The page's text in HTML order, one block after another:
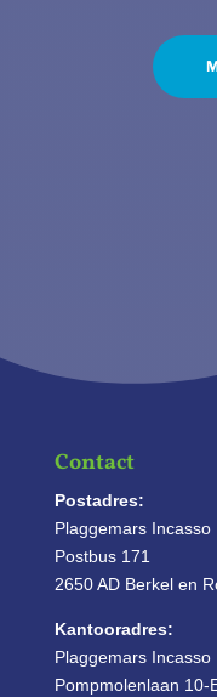
Contact
Postadres:
Plaggemars Incasso
Postbus 171
2650 AD Berkel en
Kantooradres:
Plaggemars Incasso
Pompmolenlaan 10-